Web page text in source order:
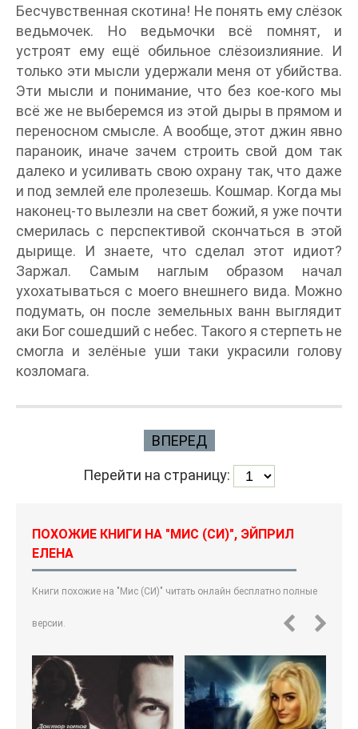
Бесчувственная скотина! Не понять ему слёзок
ведьмочек. Но ведьмочки всё помнят, и
устроят ему ещё обильное слёзоизлияние. И
только эти мысли удержали меня от убийства.
Эти мысли и понимание, что без кое-кого мы
всё же не выберемся из этой дыры в прямом и
переносном смысле. А вообще, этот джин явно
параноик, иначе зачем строить свой дом так
далеко и усиливать свою охрану так, что даже
и под землей еле пролезешь. Кошмар. Когда мы
наконец-то вылезли на свет божий, я уже почти
смерилась с перспективой скончаться в этой
дырище. И знаете, что сделал этот идиот?
Заржал. Самым наглым образом начал
ухохатываться с моего внешнего вида. Можно
подумать, он после земельных ванн выглядит
аки Бог сошедший с небес. Такого я стерпеть не
смогла и зелёные уши таки украсили голову
козломага.
ВПЕРЕД
Перейти на страницу:
ПОХОЖИЕ КНИГИ НА "МИС (СИ)", ЭЙПРИЛ
ЕЛЕНА
Книги похожие на "Мис (СИ)" читать онлайн бесплатно полные
версии.